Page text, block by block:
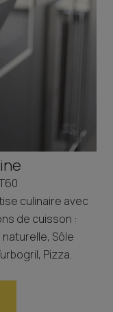
culinaire avec
de cuisson :
Sôle
Pizza.